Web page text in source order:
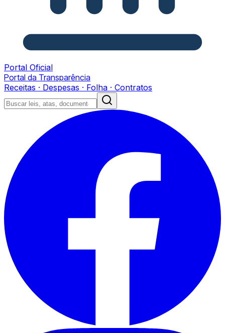
Portal Oficial
Portal da Transparência
Receitas · Despesas · Folha · Contratos